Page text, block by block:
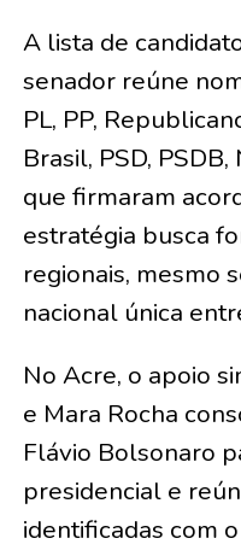
A lista de
senador reúne
PL, PP,
Brasil, PSD,
que firmaram
estratégia busca
regionais, mesmo
nacional única
No Acre, o apoio
e Mara Rocha
Flávio Bolsonaro
presidencial e
identificadas com